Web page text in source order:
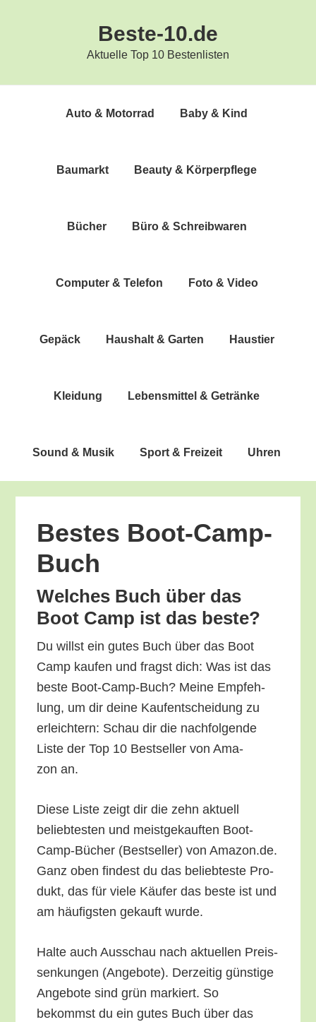
Beste-10.de
Aktuelle Top 10 Bestenlisten
Auto & Motorrad Baby & Kind
Bau­markt Beau­ty & Körperpflege
Bücher Büro & Schreibwaren
Com­pu­ter & Telefon Foto & Video
Gepäck Haus­halt & Garten Haus­tier
Klei­dung Lebens­mit­tel & Getränke
Sound & Musik Sport & Freizeit Uhren
Bes­tes Boot-Camp-
Buch
Wel­ches Buch über das
Boot Camp ist das beste?
Du willst ein gutes Buch über das Boot
Camp kau­fen und fragst dich: Was ist das
bes­te Boot-Camp-Buch? Mei­ne Emp­feh­
lung, um dir dei­ne Kauf­ent­schei­dung zu
erleich­tern: Schau dir die nach­fol­gen­de
Lis­te der Top 10 Best­sel­ler von Ama­
zon an.
Die­se Lis­te zeigt dir die zehn aktu­ell
belieb­tes­ten und meist­ge­kauf­ten Boot-
Camp-Bücher (Best­sel­ler) von Amazon.de.
Ganz oben fin­dest du das belieb­tes­te Pro­
dukt, das für vie­le Käu­fer das bes­te ist und
am häu­figs­ten gekauft wurde.
Hal­te auch Aus­schau nach aktu­el­len Preis­
sen­kun­gen (Ange­bo­te). Der­zei­tig güns­ti­ge
Ange­bo­te sind grün mar­kiert. So
bekommst du ein gutes Buch über das